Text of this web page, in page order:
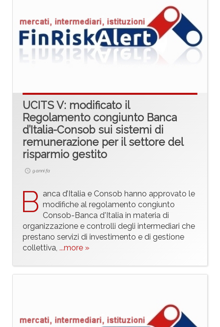
UCITS V: modificato il
Regolamento congiunto Banca
d’Italia-Consob sui sistemi di
remunerazione per il settore del
risparmio gestito
9 anni fa
B anca d’Italia e Consob hanno approvato le
modifiche al regolamento congiunto
Consob-Banca d'Italia in materia di
organizzazione e controlli degli intermediari che
prestano servizi di investimento e di gestione
collettiva, ...more »